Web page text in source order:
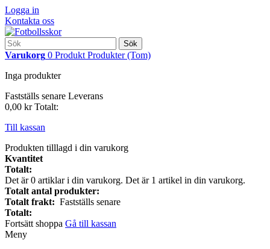
Logga in
Kontakta oss
Sök
Varukorg 0 Produkt Produkter (Tom)
Inga produkter
Fastställs senare Leverans
0,00 kr Totalt:
Till kassan
Produkten tilllagd i din varukorg
Kvantitet
Totalt:
Det är0 artiklar i din varukorg. Det är 1 artikel in din varukorg.
Totalt antal produkter:
Totalt frakt: Fastställs senare
Totalt:
Fortsätt shoppa Gå till kassan
Meny